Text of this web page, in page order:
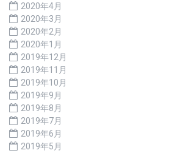
2020年4月
2020年3月
2020年2月
2020年1月
2019年12月
2019年11月
2019年10月
2019年9月
2019年8月
2019年7月
2019年6月
2019年5月